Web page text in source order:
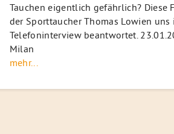
Tauchen eigentlich gefährlich? Diese
der Sporttaucher Thomas Lowien uns
Telefoninterview beantwortet.
Milan
mehr...